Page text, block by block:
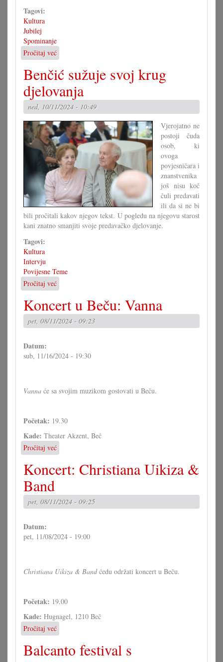
Tagovi:
Kultura
Jubilej
Spominanje
Pročitaj već
Centar.spomenar
u
čast
Demetera
Karalla
Benčić sužuje svoj krug
djelovanja
ned, 10/11/2024 - 10:49
Vjerojatno ne
postoji čuda
osob, ki
ovoga
povjesničara i
znanstvenika
još nisu koč
čuli predavati
ili da si ne bi
bili pročitali kakov njegov tekst. U pogledu na njegovu starost
kani znatno smanjiti svoje predavačko djelovanje.
Tagovi:
Kultura
Intervju
Povijesne Teme
Pročitaj već
Benčić
sužuje
svoj
krug
Koncert u Beču: Vanna
pet, 08/11/2024 - 09:23
Datum:
sub, 11/16/2024 - 19:30
Vanna će sa svojim muzikom gostovati u Beču.
Početak: 19.30
Kade: Theater Akzent, Beč
Pročitaj već
Koncert
u
Beču:
Koncert: Christiana Uikiza &
Band
pet, 08/11/2024 - 09:25
Datum:
pet, 11/08/2024 - 19:00
Christiana Uikiza & Bandćedu održati koncert u Beču.
Početak: 19.00
Kade: Hugnagel, 1210 Beč
Pročitaj već
Koncert:
Christiana
Uikiza
Balcanto festival s